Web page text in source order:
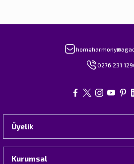
0276 231
Üyelik
Kurumsal